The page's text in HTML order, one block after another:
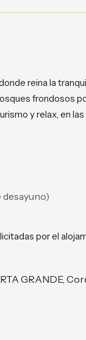
reina la
frondosos
y relax, en
por el
GRANDE,